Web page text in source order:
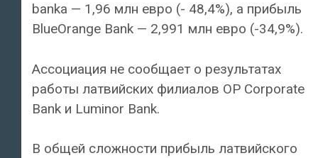
banka — 1,96 млн евро (- 48,4%), а прибыль
BlueOrange Bank — 2,991 млн евро (-34,9%).
Ассоциация не сообщает о результатах
работы латвийских филиалов OP Corporate
Bank и Luminor Bank.
В общей сложности прибыль латвийского